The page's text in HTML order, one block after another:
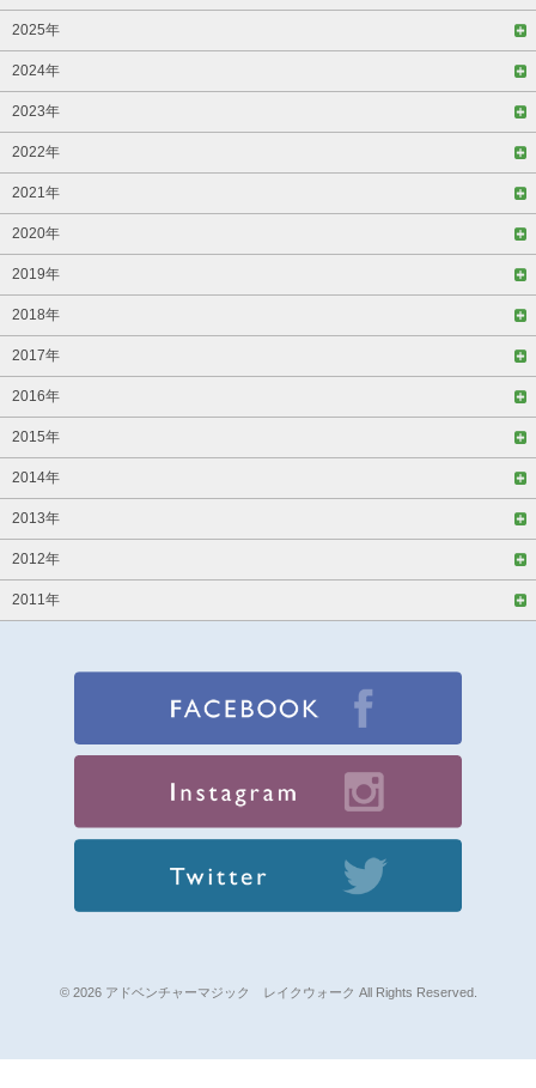
2025年
2024年
2023年
2022年
2021年
2020年
2019年
2018年
2017年
2016年
2015年
2014年
2013年
2012年
2011年
© 2026 アドベンチャーマジック レイクウォーク All Rights Reserved.